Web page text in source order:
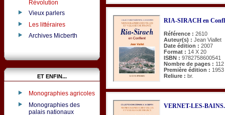
Révolution
Vieux parlers
Les littéraires
Archives Micberth
ET ENFIN...
Monographies agricoles
Monographies des
palais nationaux
RIA-SIRACH en
Référence : 2610
Auteur(s) : Jean Viallet
Date édition : 2007
Format : 14 X 20
ISBN : 9782758600541
Nombre de pages : 112
Première édition : 1953
Reliure : br.
VERNET-LES-BAINS.